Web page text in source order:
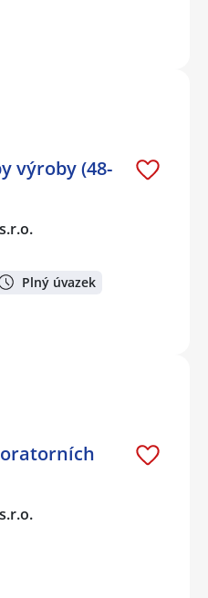
výroby (48-
Plný úvazek